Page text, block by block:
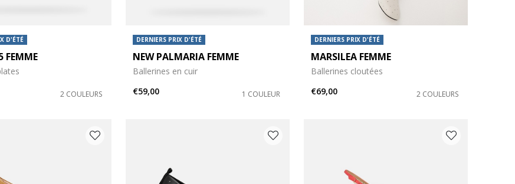
D'ÉTÉ
FEMME
2 COULEURS
DERNIERS PRIX D'ÉTÉ
NEW PALMARIA FEMME
Ballerines en cuir
€59,00
1 COULEUR
DERNIERS PRIX D'ÉTÉ
MARSILEA FEMME
Ballerines cloutées
€69,00
2 COULEURS